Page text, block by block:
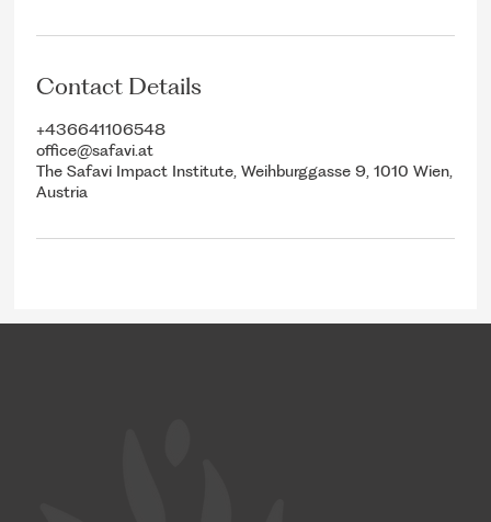
Contact Details
+436641106548
office@safavi.at
The Safavi Impact Institute, Weihburggasse 9, 1010 Wien,
Austria